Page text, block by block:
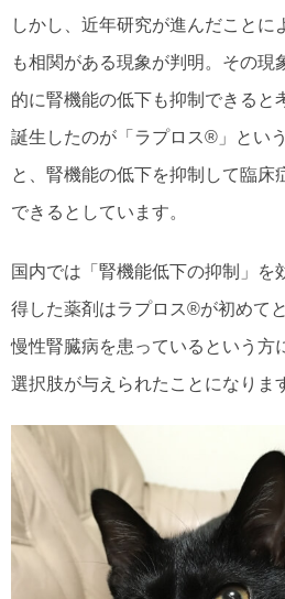
しかし、近年研究が進んだことに
も相関がある現象が判明。その現
的に腎機能の低下も抑制できると
誕生したのが「ラプロス®」とい
と、腎機能の低下を抑制して臨床
できるとしています。
国内では「腎機能低下の抑制」を
得した薬剤はラプロス®が初めて
慢性腎臓病を患っているという方
選択肢が与えられたことになりま